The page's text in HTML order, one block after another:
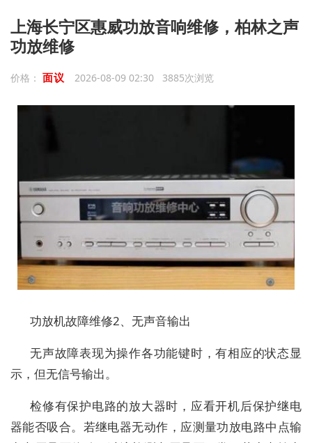
上海长宁区惠威功放音响维修，柏林之声
功放维修
价格： 面议 2026-08-09 02:30 3885次浏览
功放机故障维修2、无声音输出
无声故障表现为操作各功能键时，有相应的状态显
示，但无信号输出。
检修有保护电路的放大器时，应看开机后保护继电
器能否吸合。若继电器无动作，应测量功放电路中点输